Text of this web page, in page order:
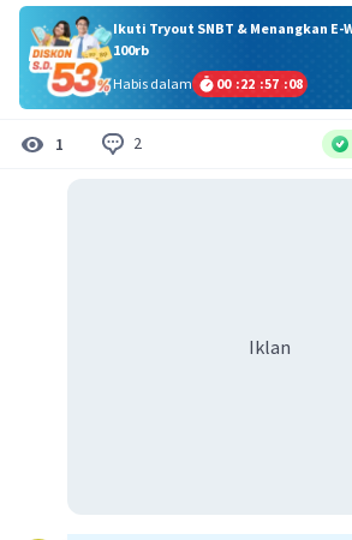
Ikuti Tryout SNBT & Menangkan E-
100rb
Habis dalam
00 :22 :57 :08
1 2
Iklan